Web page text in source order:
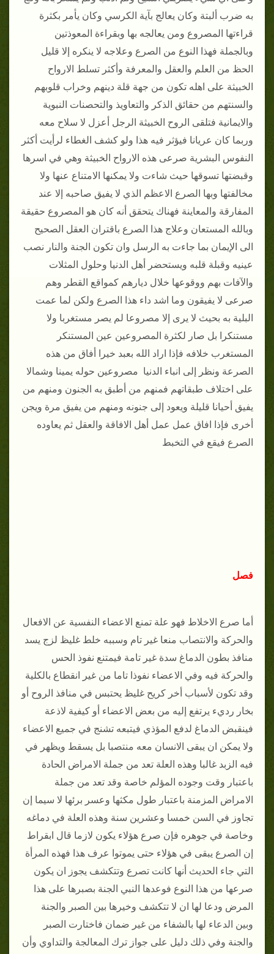
به ضرب ألبتة وكان يعالج بآية الكرسي وكان يأمر بكثرة
قراءتها المصروع ومن يعالجه بها وبقراءة المعوذتين
وبالجملة فهذا النوع من الصرع وعلاجه لا ينكره إلا قليل
الحظ من العلم والعقل والمعرفة وأكثر تسلط الارواح
الخبيثة على اهله تكون من جهة قلة دينهم وخراب قلوبهم
والسنتهم من حقائق الذكر والتعاويذ والتحصنات النبوية
والايمانية فتلقى الروح الخبيثة الرجل أعزل لا سلاح معه
وربما كان عريانا فيؤثر فيه هذا ولو كشف الغطاء لرأيت أكثر
النفوس البشرية صرعى هذه الارواح الخبيثة وهي في اسرها
وقبضتها تسوقها حيث شاءت ولا يمكنها الامتناع عنها ولا
مخالفتها وبها الصرع الاعظم الذي لا يفيق صاحبه إلا عند
المفارقة والمعاينة فهناك يتحقق أنه كان هو المصروع حقيقة
وبالله المستعان وعلاج هذا الصرع باقتران العقل الصحيح
الى الإيمان بما جاءت به الرسل وان تكون الجنة والنار نصب
عينيه وقبلة قلبه ويستحضر أهل الدنيا وحلول المثلات
والآفات بهم ووقوعها خلال ديارهم كمواقع القطر وهم
صرعى لا يفيقون وما اشد داء هذا الصرع ولكن لما عمت
البلية به بحيث لا يرى إلا مصروعا لم يصر مستغربا ولا
مستنكرا بل صار لكثرة المصروعين عين المستنكر
المستغرب خلافه فإذا اراد الله بعبد خيرا أفاق من هذه
الصرعة ونظر إلى انباء الدنيا مصروعين حوله يمينا وشمالا
على اختلاف طبقاتهم فمنهم من أطبق به الجنون ومنهم من
يفيق أحيانا قليلة ويعود إلى جنونه ومنهم من يفيق مرة ويجن
أخرى فإذا افاق عمل عمل أهل الافاقة والعقل ثم يعاوده
الصرع فيقع في التخبط
فصل
أما صرع الاخلاط فهو علة تمنع الاعضاء النفسية عن الافعال
والحركة والانتصاب منعا غير تام وسببه خلط غليظ لزج يسد
منافذ بطون الدماغ سدة غير تامة فيمتنع نفوذ الحس
والحركة فيه وفي الاعضاء نفوذا تاما من غير انقطاع بالكلية
وقد تكون لأسباب أخر كريح غليظ يحتبس في منافذ الروح أو
بخار رديء يرتفع إليه من بعض الاعضاء أو كيفية لاذعة
فينقبض الدماغ لدفع المؤذي فيتبعه تشنج في جميع الاعضاء
ولا يمكن ان يبقى الانسان معه منتصبا بل يسقط ويظهر في
فيه الزبد غالبا وهذه العلة تعد من جملة الامراض الحادة
باعتبار وقت وجوده المؤلم خاصة وقد تعد من جملة
الامراض المزمنة باعتبار طول مكثها وعسر برئها لا سيما إن
تجاوز في السن خمسا وعشرين سنة وهذه العلة في دماغه
وخاصة في جوهره فإن صرع هؤلاء يكون لازما قال ابقراط
إن الصرع يبقى في هؤلاء حتى يموتوا عرف هذا فهذه المرأة
التي جاء الحديث أنها كانت تصرع وتتكشف يجوز ان يكون
صرعها من هذا النوع فوعدها النبي الجنة بصبرها على هذا
المرض ودعا لها ان لا تتكشف وخيرها بين الصبر والجنة
وبين الدعاء لها بالشفاء من غير ضمان فاختارت الصبر
والجنة وفي ذلك دليل على جواز ترك المعالجة والتداوي وأن